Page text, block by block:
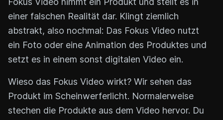
einer falschen Realität dar. Klingt ziemlich
abstrakt, also nochmal: Das Fokus Video nutzt
ein Foto oder eine Animation des Produktes und
setzt es in einem sonst digitalen Video ein.
Wieso das Fokus Video wirkt? Wir sehen das
Produkt im Scheinwerferlicht. Normalerweise
stechen die Produkte aus dem Video hervor. Du